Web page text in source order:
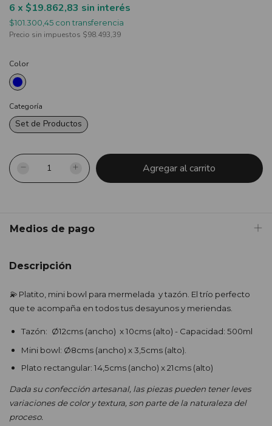
Precio sin impuestos $98.493,39
$101.300,45 con transferencia
6 x $19.862,83 sin interés
Color
Categoría
Set de Productos
Medios de pago
Descripción
💫 Platito, mini bowl para mermelada y tazón. El trío perfecto
que te acompaña en todos tus desayunos y meriendas.
Tazón: Ø12cms (ancho) x 10cms (alto) - Capacidad: 500ml
Mini bowl: Ø8cms (ancho) x 3,5cms (alto).
Plato rectangular: 14,5cms (ancho) x 21cms (alto)
Dada su confección artesanal, las piezas pueden tener leves
variaciones de color y textura, son parte de la naturaleza del
proceso.